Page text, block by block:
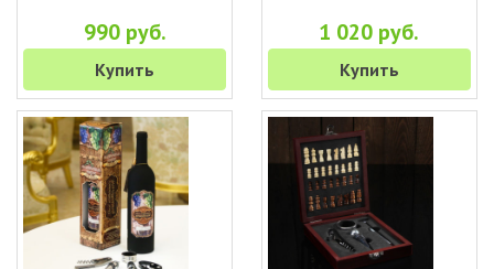
990 руб.
Купить
1 020 руб.
Купить